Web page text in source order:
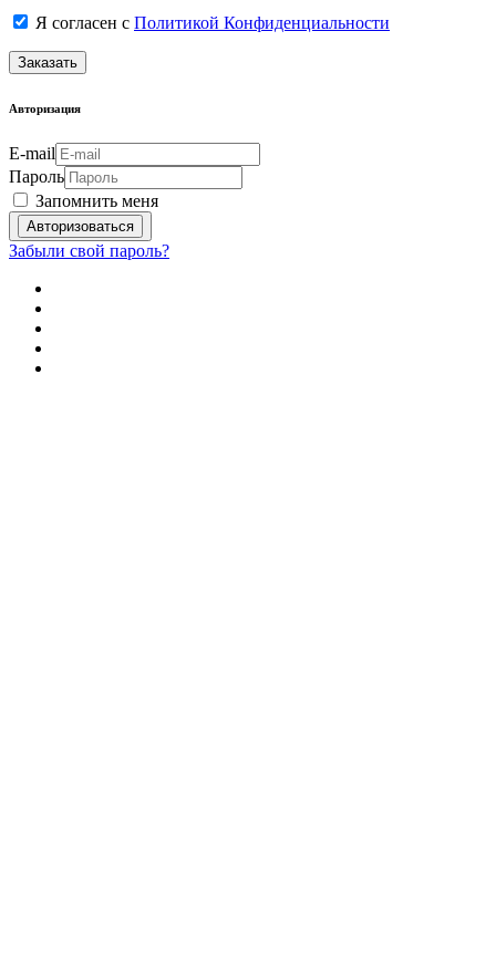
Я согласен с Политикой Конфиденциальности
Заказать
Авторизация
E-mail
Пароль
Запомнить меня
Забыли свой пароль?